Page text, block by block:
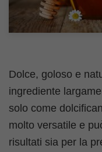
Dolce, goloso e
ingrediente
solo come
molto versatile e
risultati sia per la